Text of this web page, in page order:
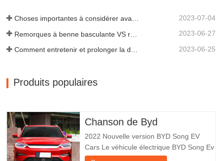
Choses importantes à considérer avant d'acheter une remorque à benne basculante 2023-07-04
2023-06-27
2023-06-25
Produits populaires
Chanson de Byd
2022 Nouvelle version BYD Song EV
Cars Le véhicule électrique BYD Song Ev
se concentre sur l’expérience client et le